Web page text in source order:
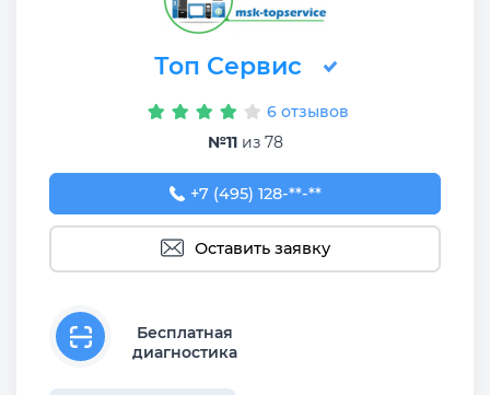
Топ Сервис
6 отзывов
№11из 78
+7 (495) 128-51-18
+7 (495) 128-**-**
Оставить заявку
Бесплатная
диагностика